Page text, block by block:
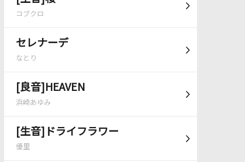
コブクロ
セレナーデ
なとり
[良音]HEAVEN
浜崎あゆみ
[生音]ドライフラワー
優里